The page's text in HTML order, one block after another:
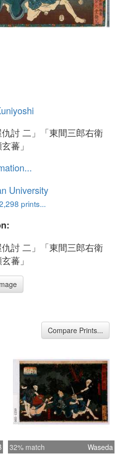
仇討 二」「東間三郎右衛
蕃」
University
prints...
仇討 二」「東間三郎右衛
蕃」
Compare Prints...
32% match Waseda